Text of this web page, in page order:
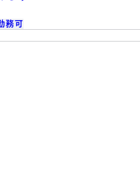
務可